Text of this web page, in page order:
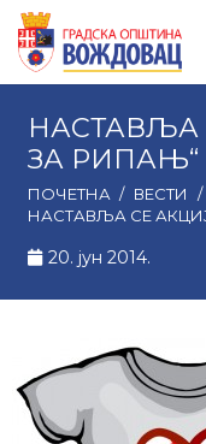
НАСТАВЉА
ЗА РИПАЊ“
ПОЧЕТНА / ВЕСТИ
/
НАСТАВЉА СЕ
20. јун 2014.